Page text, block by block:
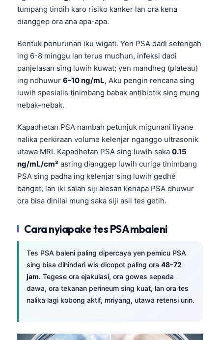
tumpang tindih karo risiko kanker lan ora kena
dianggep ora ana apa-apa.
Bentuk penurunan iku wigati. Yen PSA dadi setengah
ing 6-8 minggu lan terus mudhun, infeksi dadi
panjelasan sing luwih kuwat; yen mandheg (plateau)
ing ndhuwur 6-10 ng/mL, Aku pengin rencana sing
luwih spesialis tinimbang babak antibiotik sing mung
nebak-nebak.
Kapadhetan PSA nambah petunjuk migunani liyane
nalika perkiraan volume kelenjar nganggo ultrasonik
utawa MRI. Kapadhetan PSA sing luwih saka 0.15
ng/mL/cm³ asring dianggep luwih curiga tinimbang
PSA sing padha ing kelenjar sing luwih gedhé
banget, lan iki salah siji alesan kenapa PSA dhuwur
ora bisa dinilai mung saka siji asil tes getih.
Cara nyiapake tes PSA mbaleni
Tes PSA baleni paling dipercaya yen pemicu PSA
sing bisa dihindari wis dicopot paling ora 48-72
jam. Tegese ora ejakulasi, ora gowes sepeda
dawa, ora tekanan perineum sing kuat, lan ora tes
nalika lagi kobong aktif, mriyang, utawa retensi urin.
Lietuvių kalba
한국어
Slovenščina
Magyar
Shqip
मराठी
తెలుగు
தமிழ்
ગુજરાતી
ಕನ್ನಡ
മലയാളം
Bahasa Melayu
Tiếng Việt
ไทย
ဗမာစာ
ភាសាខ្មែរ
Kiswahili